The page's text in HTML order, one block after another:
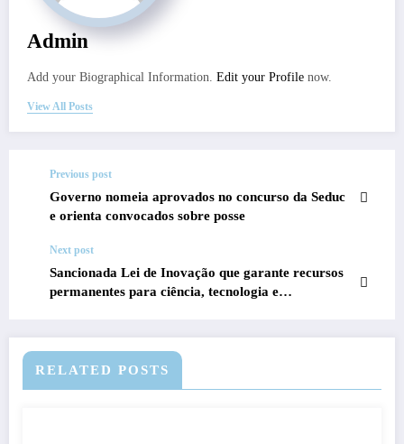
Admin
Add your Biographical Information. Edit your Profile now.
View All Posts
Previous post
Governo nomeia aprovados no concurso da Seduc
e orienta convocados sobre posse
Next post
Sancionada Lei de Inovação que garante recursos
permanentes para ciência, tecnologia e
RELATED POSTS